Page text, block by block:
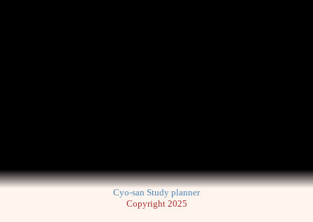
Cyo-san Study planner
Copyright 2025